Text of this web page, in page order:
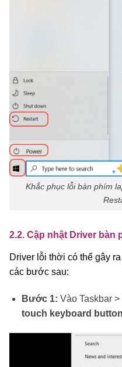
Khắc phục lỗi bàn phím
2.2. Cập nhật Driver bàn
Driver lỗi thời có thể gây
các bước sau:
Bước 1: Vào Taskbar
touch keyboard